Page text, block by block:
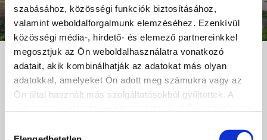
szabásához, közösségi funkciók biztosításához,
valamint weboldalforgalmunk elemzéséhez. Ezenkívül
közösségi média-, hirdető- és elemező partnereinkkel
megosztjuk az Ön weboldalhasználatra vonatkozó
adatait, akik kombinálhatják az adatokat más olyan
adatokkal, amelyeket Ön adott meg számukra vagy az
Ön által használt más szolgáltatásokból gyűjtöttek. A
Zsuzsi Apartment
+36 30 368 28 37
8600, Siófok, Darnay Kálmán tér 1.